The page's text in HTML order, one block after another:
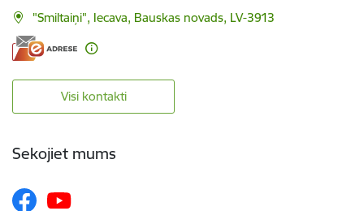
"Smiltaiņi", Iecava, Bauskas novads, LV-3913
Visi kontakti
Sekojiet mums